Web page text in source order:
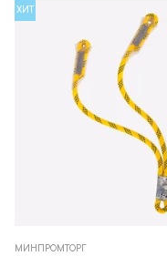
ХИТ
МИНПРОМТОРГ